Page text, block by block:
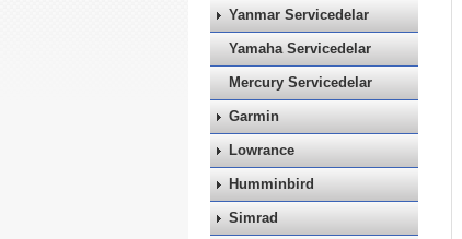
Yanmar Servicedelar
Yamaha Servicedelar
Mercury Servicedelar
Garmin
Lowrance
Humminbird
Simrad